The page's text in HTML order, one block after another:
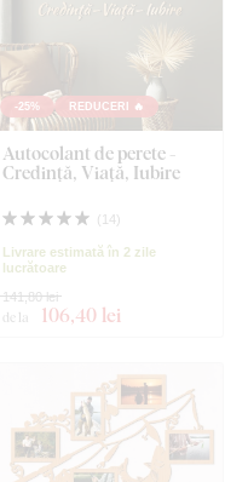
-25% REDUCERI 🔥
Autocolant de perete -
Credință, Viață, Iubire
( 14)
Livrare estimată în 2 zile
lucrătoare
de la 106,40 lei
141,80 lei